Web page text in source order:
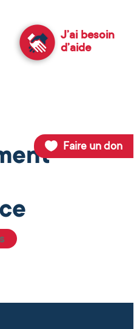
Faire un don
J’ai besoin
d’aide